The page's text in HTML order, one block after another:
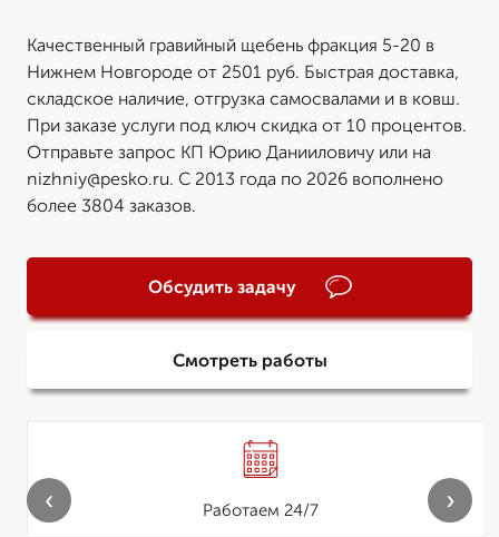
Качественный гравийный щебень фракция 5-20 в
Нижнем Новгороде от 2501 руб. Быстрая доставка,
складское наличие, отгрузка самосвалами и в ковш.
При заказе услуги под ключ скидка от 10 процентов.
Отправьте запрос КП Юрию Данииловичу или на
nizhniy@pesko.ru. С 2013 года по 2026 вополнено
более 3804 заказов.
Обсудить задачу
Смотреть работы
Работаем 24/7
‹ ›